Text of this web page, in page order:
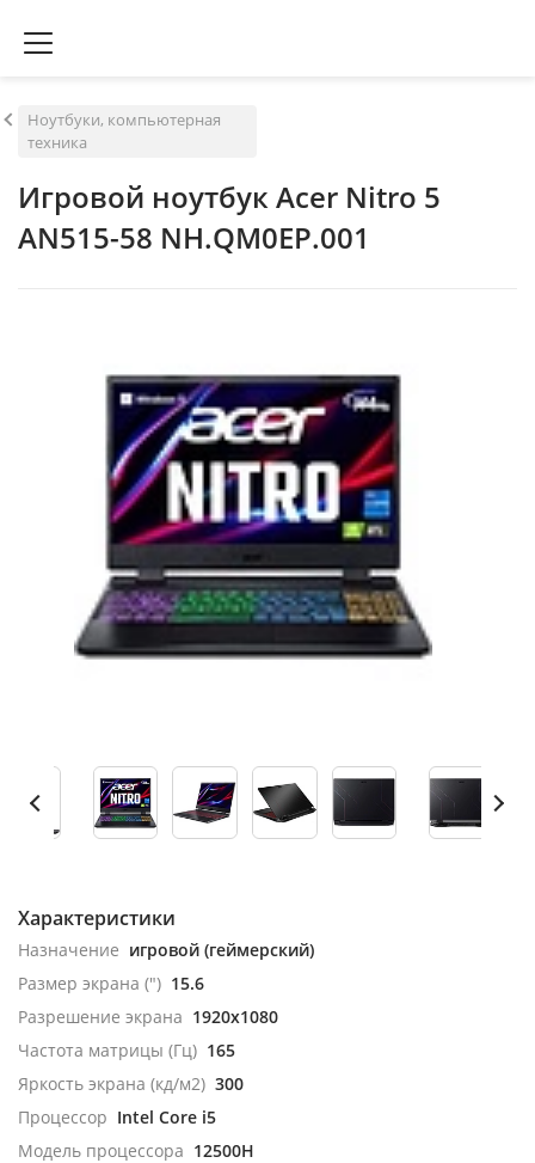
Ноутбуки, компьютерная
техника
Игровой ноутбук Acer Nitro 5
AN515-58 NH.QM0EP.001
Характеристики
Назначение игровой (геймерский)
Размер экрана (") 15.6
Разрешение экрана 1920x1080
Частота матрицы (Гц) 165
Яркость экрана (кд/м2) 300
Процессор Intel Core i5
Модель процессора 12500H